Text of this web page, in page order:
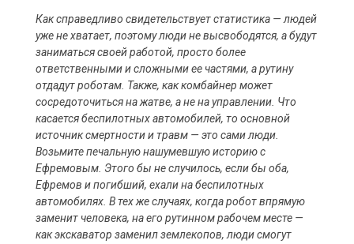
Как справедливо свидетельствует статистика — людей
уже не хватает, поэтому люди не высвободятся, а будут
заниматься своей работой, просто более
ответственными и сложными ее частями, а рутину
отдадут роботам. Также, как комбайнер может
сосредоточиться на жатве, а не на управлении. Что
касается беспилотных автомобилей, то основной
источник смертности и травм — это сами люди.
Возьмите печальную нашумевшую историю с
Ефремовым. Этого бы не случилось, если бы оба,
Ефремов и погибший, ехали на беспилотных
автомобилях. В тех же случаях, когда робот впрямую
заменит человека, на его рутинном рабочем месте —
как экскаватор заменил землекопов, люди смогут